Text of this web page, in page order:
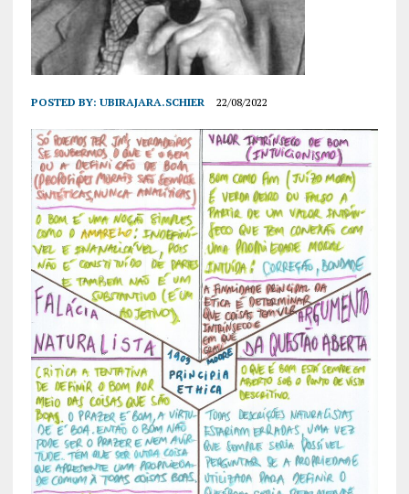
POSTED BY: UBIRAJARA.SCHIER 22/08/2022